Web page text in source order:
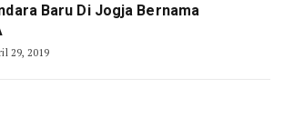
Baru Di Jogja Bernama
29, 2019